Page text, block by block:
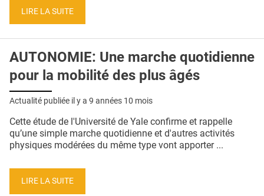
CONDITIONS GÉNÉRALES
CRÉDITS
LIRE LA SUITE
AUTONOMIE: Une marche quotidienne
pour la mobilité des plus âgés
Actualité publiée il y a 9 années 10 mois
Cette étude de l'Université de Yale confirme et rappelle
qu’une simple marche quotidienne et d'autres activités
physiques modérées du même type vont apporter ...
LIRE LA SUITE